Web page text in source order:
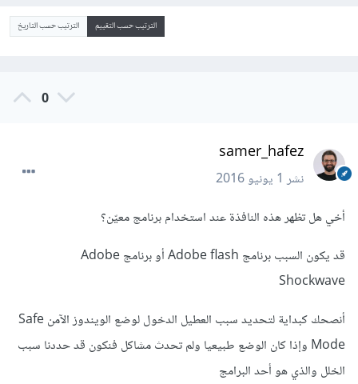
الترتيب حسب التقييم الترتيب حسب التاريخ
0
samer_hafez
نشر1 يونيو 2016
أخي هل تظهر هذه النافذة عند استخدام برنامج معيّن؟
قد يكون السبب برنامج Adobe flash أو برنامج Adobe
Shockwave
أنصحك كبداية لتحديد سبب العطيل الدخول لوضع الويندوز الآمن Safe
Mode وإذا كان الوضع طبيعيا ولم تحدث مشاكل فنكون قد حددنا سبب
الخلل والذي هو أحد البرامج